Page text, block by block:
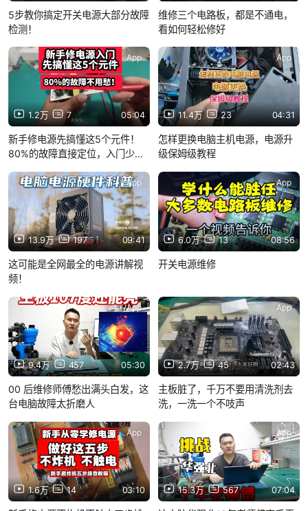
5步教你搞定开关电源大部分故障
检测！
维修三个电路板，都是不通电，
看如何轻松修好
1.2万 7 05:04
App
新手修电源先搞懂这5个元件！
80%的故障直接定位，入门少走
11.4万 23 04:31
App
怎样更换电脑主机电源，电源升
级保姆级教程
13.9万 197 09:41
App
这可能是全网最全的电源讲解视
频！
6.0万 13 08:56
App
开关电源维修
9.4万 457 05:30
App
00 后维修师傅愁出满头白发，这
台电脑故障太折磨人
2.7万 45 02:43
App
主板脏了，千万不要用清洗剂去
洗，一洗一个不吱声
1.6万 14 03:10
App
15.3万 567 07:04
App